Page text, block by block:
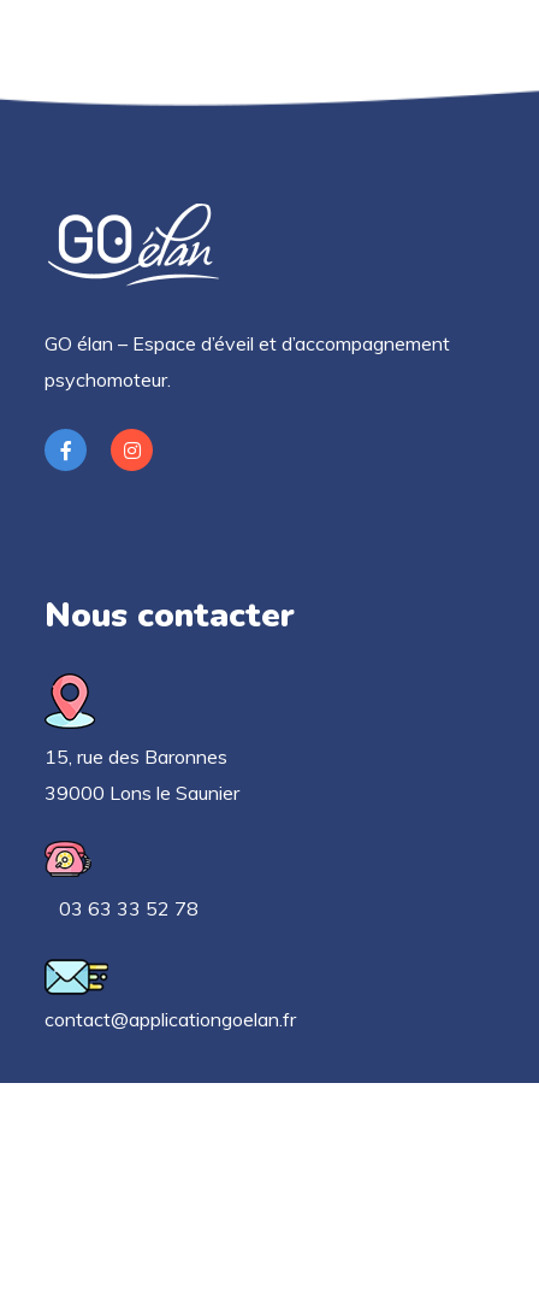
GO élan – Espace d’éveil et d’accompagnement
psychomoteur.
Nous contacter
15, rue des Baronnes
39000 Lons le Saunier
03 63 33 52 78
contact@applicationgoelan.fr